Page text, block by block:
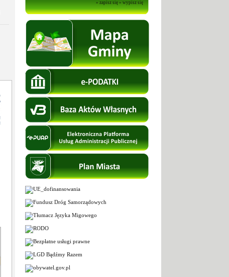
» zapisz się » wypisz się